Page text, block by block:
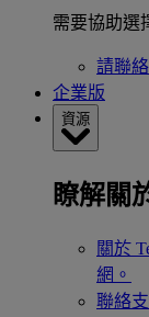
需要協助選
請聯
企業版
資源
瞭解關
關於
網。
聯絡